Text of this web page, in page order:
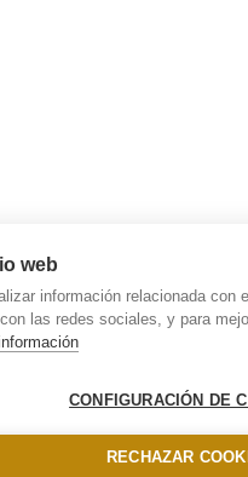
web
información relacionada con
las redes sociales, y para
CONFIGURACIÓN DE
RECHAZAR